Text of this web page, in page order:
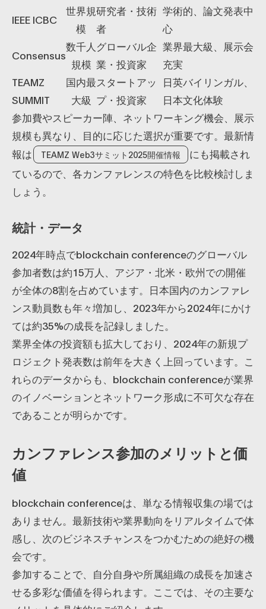
IEEE ICBC
世界規
模
研究者・技術
者
学術的、論文発表中
心
Consensus
数千人
規模
グローバル企
業・投資家
業界最大級、展示会
充実
TEAMZ
SUMMIT
国内最
大級
スタートアッ
プ・投資家
日英バイリンガル、
日本文化体験
参加費やスピーカー陣、ネットワーキング機会、展示
規模も異なり、目的に応じた選択が重要です。最新情
報は
TEAMZ Web3サミット2025開催情報
にも掲載され
ているので、各カンファレンスの特色を比較検討しま
しょう。
統計・データ
2024年時点でblockchain conferenceのグローバル
参加者数は約15万人、アジア・北米・欧州での開催
が全体の8割を占めています。日本国内のカンファレ
ンス動員数も年々増加し、2023年から2024年にかけ
ては約35%の成長を記録しました。
業界全体の投資額も拡大しており、2024年の新規プ
ロジェクト発表数は前年を大きく上回っています。こ
れらのデータからも、blockchain conferenceが業界
のイノベーションとネットワーク形成に不可欠な存在
であることが明らかです。
カンファレンス参加のメリットと価
値
blockchain conferenceは、単なる情報収集の場では
ありません。最新技術や業界動向をリアルタイムで体
感し、次のビジネスチャンスをつかむための絶好の機
会です。
参加することで、自分自身や所属組織の成長を加速さ
せる多彩な価値を得られます。ここでは、その主要な